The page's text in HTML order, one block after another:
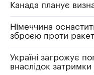
Канада планує
Німеччина
зброєю проти ракет
Україні загрожує
внаслідок